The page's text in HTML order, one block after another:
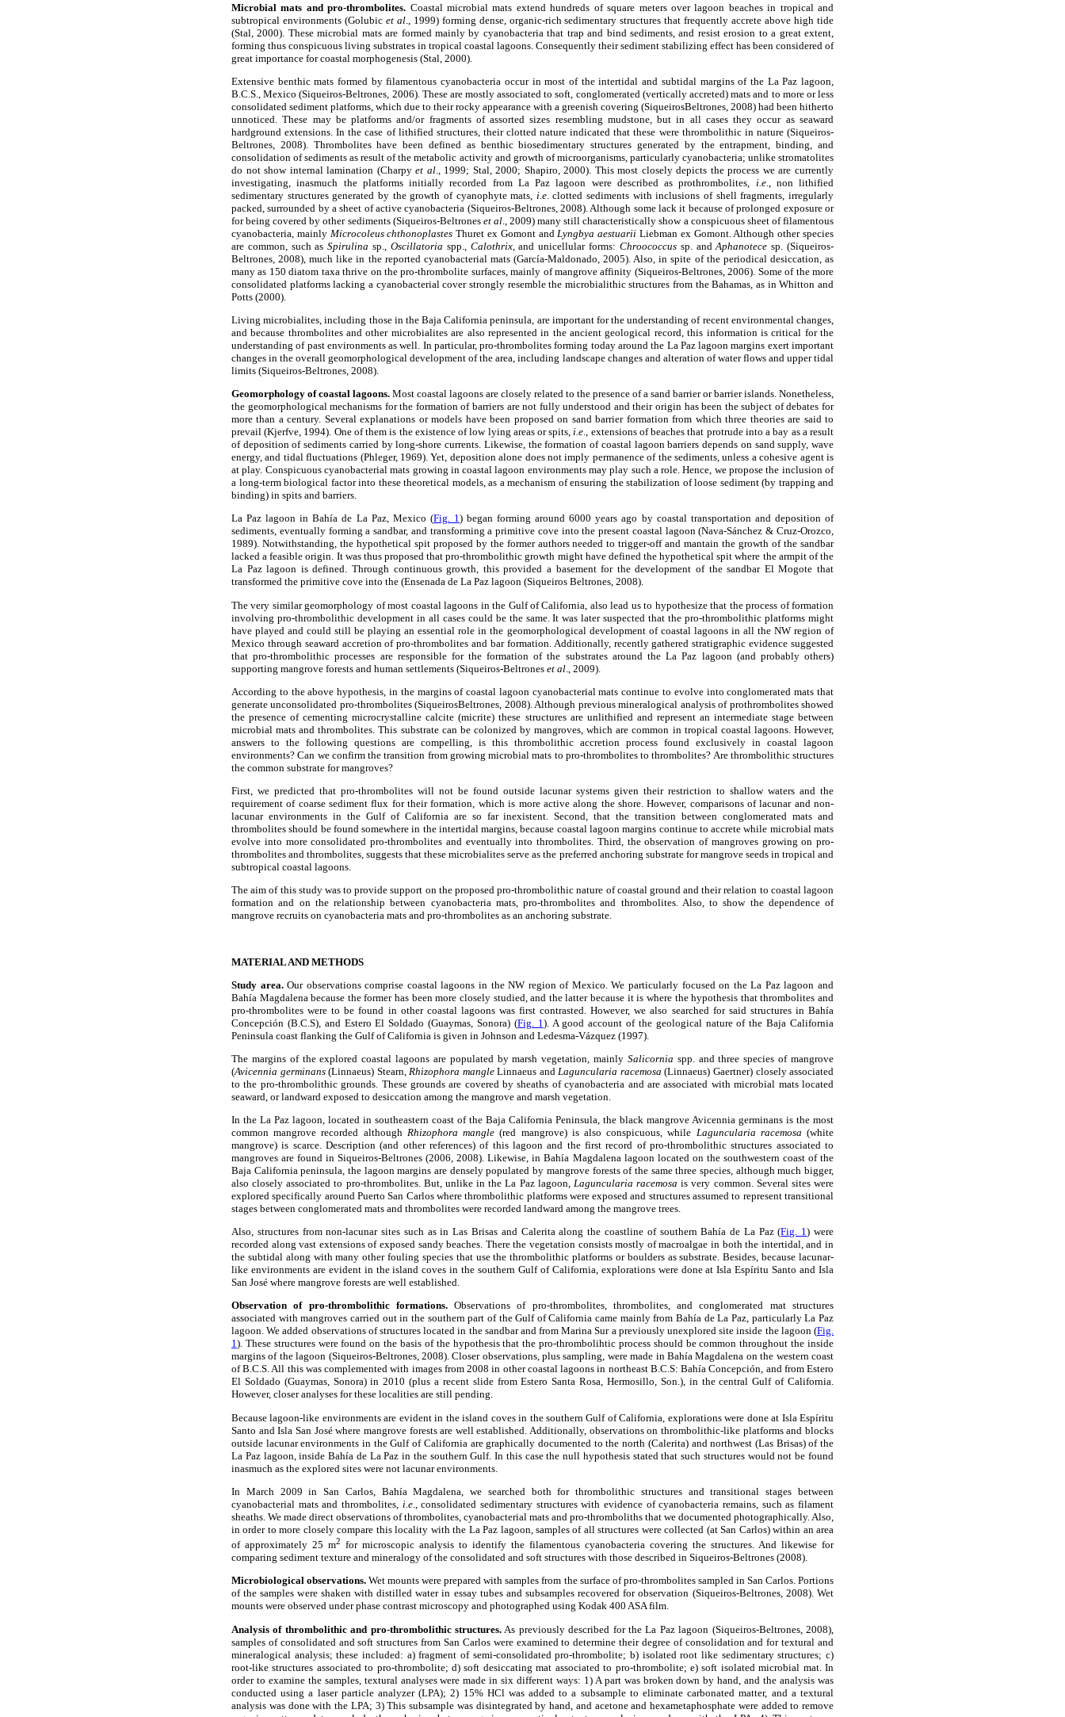
Microbial mats and pro-thrombolites. Coastal microbial mats extend hundreds of square meters over lagoon beaches in tropical and
subtropical environments (Golubic et al., 1999) forming dense, organic-rich sedimentary structures that frequently accrete above high tide
(Stal, 2000). These microbial mats are formed mainly by cyanobacteria that trap and bind sediments, and resist erosion to a great extent,
forming thus conspicuous living substrates in tropical coastal lagoons. Consequently their sediment stabilizing effect has been considered of
great importance for coastal morphogenesis (Stal, 2000).
Extensive benthic mats formed by filamentous cyanobacteria occur in most of the intertidal and subtidal margins of the La Paz lagoon,
B.C.S., Mexico (Siqueiros-Beltrones, 2006). These are mostly associated to soft, conglomerated (vertically accreted) mats and to more or less
consolidated sediment platforms, which due to their rocky appearance with a greenish covering (SiqueirosBeltrones, 2008) had been hitherto
unnoticed. These may be platforms and/or fragments of assorted sizes resembling mudstone, but in all cases they occur as seaward
hardground extensions. In the case of lithified structures, their clotted nature indicated that these were thrombolithic in nature (Siqueiros-
Beltrones, 2008). Thrombolites have been defined as benthic biosedimentary structures generated by the entrapment, binding, and
consolidation of sediments as result of the metabolic activity and growth of microorganisms, particularly cyanobacteria; unlike stromatolites
do not show internal lamination (Charpyet al., 1999; Stal, 2000; Shapiro, 2000). This most closely depicts the process we are currently
investigating, inasmuch the platforms initially recorded from La Paz lagoon were described as prothrombolites, i.e., non lithified
sedimentary structures generated by the growth of cyanophyte mats, i.e. clotted sediments with inclusions of shell fragments, irregularly
packed, surrounded by a sheet of active cyanobacteria (Siqueiros-Beltrones, 2008). Although some lack it because of prolonged exposure or
for being covered by other sediments (Siqueiros-Beltrones et al., 2009) many still characteristically show a conspicuous sheet of filamentous
cyanobacteria, mainly Microcoleus chthonoplastes Thuret ex Gomont and Lyngbya aestuarii Liebman ex Gomont. Although other species
are common, such asSpirulina sp., Oscillatoria spp., Calothrix, and unicellular forms: Chroococcussp. andAphanotece sp. (Siqueiros-
Beltrones, 2008), much like in the reported cyanobacterial mats (García-Maldonado, 2005). Also, in spite of the periodical desiccation, as
many as 150 diatom taxa thrive on the pro-thrombolite surfaces, mainly of mangrove affinity (Siqueiros-Beltrones, 2006). Some of the more
consolidated platforms lacking a cyanobacterial cover strongly resemble the microbialithic structures from the Bahamas, as in Whitton and
Potts (2000).
Living microbialites, including those in the Baja California peninsula, are important for the understanding of recent environmental changes,
and because thrombolites and other microbialites are also represented in the ancient geological record, this information is critical for the
understanding of past environments as well. In particular, pro-thrombolites forming today around the La Paz lagoon margins exert important
changes in the overall geomorphological development of the area, including landscape changes and alteration of water flows and upper tidal
limits (Siqueiros-Beltrones, 2008).
Geomorphology of coastal lagoons. Most coastal lagoons are closely related to the presence of a sand barrier or barrier islands. Nonetheless,
the geomorphological mechanisms for the formation of barriers are not fully understood and their origin has been the subject of debates for
more than a century. Several explanations or models have been proposed on sand barrier formation from which three theories are said to
prevail (Kjerfve, 1994). One of them is the existence of low lying areas or spits,i.e., extensions of beaches that protrude into a bay as a result
of deposition of sediments carried by long-shore currents. Likewise, the formation of coastal lagoon barriers depends on sand supply, wave
energy, and tidal fluctuations (Phleger, 1969). Yet, deposition alone does not imply permanence of the sediments, unless a cohesive agent is
at play. Conspicuous cyanobacterial mats growing in coastal lagoon environments may play such a role. Hence, we propose the inclusion of
a long-term biological factor into these theoretical models, as a mechanism of ensuring the stabilization of loose sediment (by trapping and
binding) in spits and barriers.
La Paz lagoon in Bahía de La Paz, Mexico (Fig. 1) began forming around 6000 years ago by coastal transportation and deposition of
sediments, eventually forming a sandbar, and transforming a primitive cove into the present coastal lagoon (Nava-Sánchez & Cruz-Orozco,
1989). Notwithstanding, the hypothetical spit proposed by the former authors needed to trigger-off and mantain the growth of the sandbar
lacked a feasible origin. It was thus proposed that pro-thrombolithic growth might have defined the hypothetical spit where the armpit of the
La Paz lagoon is defined. Through continuous growth, this provided a basement for the development of the sandbar El Mogote that
transformed the primitive cove into the (Ensenada de La Paz lagoon (Siqueiros Beltrones, 2008).
The very similar geomorphology of most coastal lagoons in the Gulf of California, also lead us to hypothesize that the process of formation
involving pro-thrombolithic development in all cases could be the same. It was later suspected that the pro-thrombolithic platforms might
have played and could still be playing an essential role in the geomorphological development of coastal lagoons in all the NW region of
Mexico through seaward accretion of pro-thrombolites and bar formation. Additionally, recently gathered stratigraphic evidence suggested
that pro-thrombolithic processes are responsible for the formation of the substrates around the La Paz lagoon (and probably others)
supporting mangrove forests and human settlements (Siqueiros-Beltrones et al ., 2009).
According to the above hypothesis, in the margins of coastal lagoon cyanobacterial mats continue to evolve into conglomerated mats that
generate unconsolidated pro-thrombolites (SiqueirosBeltrones, 2008). Although previous mineralogical analysis of prothrombolites showed
the presence of cementing microcrystalline calcite (micrite) these structures are unlithified and represent an intermediate stage between
microbial mats and thrombolites. This substrate can be colonized by mangroves, which are common in tropical coastal lagoons. However,
answers to the following questions are compelling, is this thrombolithic accretion process found exclusively in coastal lagoon
environments? Can we confirm the transition from growing microbial mats to pro-thrombolites to thrombolites? Are thrombolithic structures
the common substrate for mangroves?
First, we predicted that pro-thrombolites will not be found outside lacunar systems given their restriction to shallow waters and the
requirement of coarse sediment flux for their formation, which is more active along the shore. However, comparisons of lacunar and non-
lacunar environments in the Gulf of California are so far inexistent. Second, that the transition between conglomerated mats and
thrombolites should be found somewhere in the intertidal margins, because coastal lagoon margins continue to accrete while microbial mats
evolve into more consolidated pro-thrombolites and eventually into thrombolites. Third, the observation of mangroves growing on pro-
thrombolites and thrombolites, suggests that these microbialites serve as the preferred anchoring substrate for mangrove seeds in tropical and
subtropical coastal lagoons.
The aim of this study was to provide support on the proposed pro-thrombolithic nature of coastal ground and their relation to coastal lagoon
formation and on the relationship between cyanobacteria mats, pro-thrombolites and thrombolites. Also, to show the dependence of
mangrove recruits on cyanobacteria mats and pro-thrombolites as an anchoring substrate.
MATERIAL AND METHODS
Study area.Our observations comprise coastal lagoons in the NW region of Mexico. We particularly focused on the La Paz lagoon and
Bahía Magdalena because the former has been more closely studied, and the latter because it is where the hypothesis that thrombolites and
pro-thrombolites were to be found in other coastal lagoons was first contrasted. However, we also searched for said structures in Bahía
Concepción (B.C.S), and Estero El Soldado (Guaymas, Sonora) (Fig. 1 ). A good account of the geological nature of the Baja California
Peninsula coast flanking the Gulf of California is given in Johnson and Ledesma-Vázquez (1997).
The margins of the explored coastal lagoons are populated by marsh vegetation, mainly Salicornia spp. and three species of mangrove
(Avicennia germinans(Linnaeus) Stearn, Rhizophora mangleLinnaeus and Laguncularia racemosa (Linnaeus) Gaertner) closely associated
to the pro-thrombolithic grounds. These grounds are covered by sheaths of cyanobacteria and are associated with microbial mats located
seaward, or landward exposed to desiccation among the mangrove and marsh vegetation.
In the La Paz lagoon, located in southeastern coast of the Baja California Peninsula, the black mangrove Avicennia germinans is the most
common mangrove recorded although Rhizophora mangle (red mangrove) is also conspicuous, while Laguncularia racemosa (white
mangrove) is scarce. Description (and other references) of this lagoon and the first record of pro-thrombolithic structures associated to
mangroves are found in Siqueiros-Beltrones (2006, 2008). Likewise, in Bahía Magdalena lagoon located on the southwestern coast of the
Baja California peninsula, the lagoon margins are densely populated by mangrove forests of the same three species, although much bigger,
also closely associated to pro-thrombolites. But, unlike in the La Paz lagoon, Laguncularia racemosa is very common. Several sites were
explored specifically around Puerto San Carlos where thrombolithic platforms were exposed and structures assumed to represent transitional
stages between conglomerated mats and thrombolites were recorded landward among the mangrove trees.
Also, structures from non-lacunar sites such as in Las Brisas and Calerita along the coastline of southern Bahía de La Paz (Fig. 1) were
recorded along vast extensions of exposed sandy beaches. There the vegetation consists mostly of macroalgae in both the intertidal, and in
the subtidal along with many other fouling species that use the thrombolithic platforms or boulders as substrate. Besides, because lacunar-
like environments are evident in the island coves in the southern Gulf of California, explorations were done at Isla Espíritu Santo and Isla
San José where mangrove forests are well established.
Observation of pro-thrombolithic formations.Observations of pro-thrombolites, thrombolites, and conglomerated mat structures
associated with mangroves carried out in the southern part of the Gulf of California came mainly from Bahía de La Paz, particularly La Paz
lagoon. We added observations of structures located in the sandbar and from Marina Sur a previously unexplored site inside the lagoon (Fig.
1). These structures were found on the basis of the hypothesis that the pro-thrombolihtic process should be common throughout the inside
margins of the lagoon (Siqueiros-Beltrones, 2008). Closer observations, plus sampling, were made in Bahía Magdalena on the western coast
of B.C.S. All this was complemented with images from 2008 in other coastal lagoons in northeast B.C.S: Bahía Concepción, and from Estero
El Soldado (Guaymas, Sonora) in 2010 (plus a recent slide from Estero Santa Rosa, Hermosillo, Son.), in the central Gulf of California.
However, closer analyses for these localities are still pending.
Because lagoon-like environments are evident in the island coves in the southern Gulf of California, explorations were done at Isla Espíritu
Santo and Isla San José where mangrove forests are well established. Additionally, observations on thrombolithic-like platforms and blocks
outside lacunar environments in the Gulf of California are graphically documented to the north (Calerita) and northwest (Las Brisas) of the
La Paz lagoon, inside Bahía de La Paz in the southern Gulf. In this case the null hypothesis stated that such structures would not be found
inasmuch as the explored sites were not lacunar environments.
In March 2009 in San Carlos, Bahía Magdalena, we searched both for thrombolithic structures and transitional stages between
cyanobacterial mats and thrombolites, i.e., consolidated sedimentary structures with evidence of cyanobacteria remains, such as filament
sheaths. We made direct observations of thrombolites, cyanobacterial mats and pro-thromboliths that we documented photographically. Also,
in order to more closely compare this locality with the La Paz lagoon, samples of all structures were collected (at San Carlos) within an area
of approximately 25 m2 for microscopic analysis to identify the filamentous cyanobacteria covering the structures. And likewise for
comparing sediment texture and mineralogy of the consolidated and soft structures with those described in Siqueiros-Beltrones (2008).
Microbiological observations. Wet mounts were prepared with samples from the surface of pro-thrombolites sampled in San Carlos. Portions
of the samples were shaken with distilled water in essay tubes and subsamples recovered for observation (Siqueiros-Beltrones, 2008). Wet
mounts were observed under phase contrast microscopy and photographed using Kodak 400 ASA film.
Analysis of thrombolithic and pro-thrombolithic structures. As previously described for the La Paz lagoon (Siqueiros-Beltrones, 2008),
samples of consolidated and soft structures from San Carlos were examined to determine their degree of consolidation and for textural and
mineralogical analysis; these included: a) fragment of semi-consolidated pro-thrombolite; b) isolated root like sedimentary structures; c)
root-like structures associated to pro-thrombolite; d) soft desiccating mat associated to pro-thrombolite; e) soft isolated microbial mat. In
order to examine the samples, textural analyses were made in six different ways: 1) A part was broken down by hand, and the analysis was
conducted using a laser particle analyzer (LPA); 2) 15% HCl was added to a subsample to eliminate carbonated matter, and a textural
analysis was done with the LPA; 3) This subsample was disintegrated by hand, and acetone and hexametaphosphate were added to remove